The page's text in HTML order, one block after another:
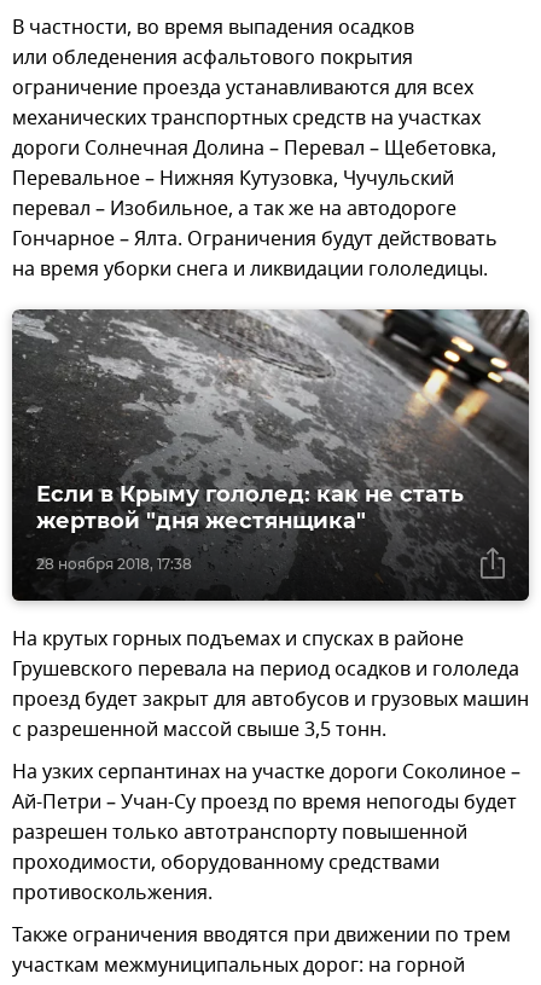
В частности, во время выпадения осадков
или обледенения асфальтового покрытия
ограничение проезда устанавливаются для всех
механических транспортных средств на участках
дороги Солнечная Долина – Перевал – Щебетовка,
Перевальное – Нижняя Кутузовка, Чучульский
перевал – Изобильное, а так же на автодороге
Гончарное – Ялта. Ограничения будут действовать
на время уборки снега и ликвидации гололедицы.
28 ноября 2018, 17:38
Если в Крыму гололед: как не стать
жертвой "дня жестянщика"
На крутых горных подъемах и спусках в районе
Грушевского перевала на период осадков и гололеда
проезд будет закрыт для автобусов и грузовых машин
с разрешенной массой свыше 3,5 тонн.
На узких серпантинах на участке дороги Соколиное –
Ай-Петри – Учан-Су проезд по время непогоды будет
разрешен только автотранспорту повышенной
проходимости, оборудованному средствами
противоскольжения.
Также ограничения вводятся при движении по трем
участкам межмуниципальных дорог: на горной